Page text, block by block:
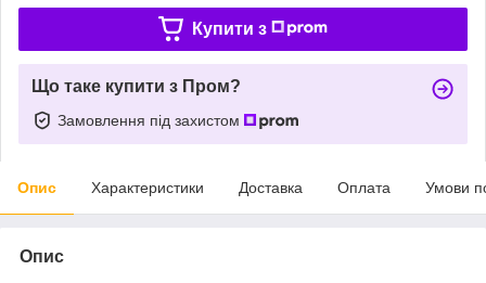
Купити з
Що таке купити з Пром?
Замовлення під захистом
Опис Характеристики Доставка Оплата Умови
Опис